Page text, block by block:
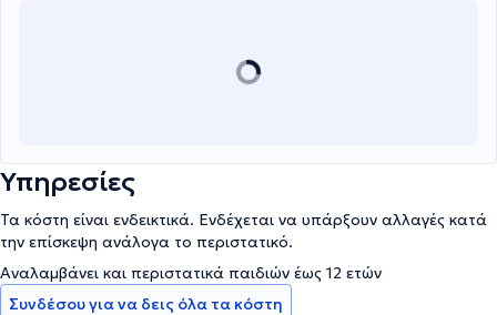
Υπηρεσίες
Τα κόστη είναι ενδεικτικά. Ενδέχεται να υπάρξουν αλλαγές κατά
την επίσκεψη ανάλογα το περιστατικό.
Αναλαμβάνει και περιστατικά παιδιών έως 12 ετών
Συνδέσου για να δεις όλα τα κόστη